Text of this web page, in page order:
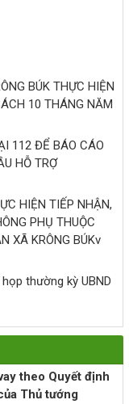
TỔ CHỨC TẬP
TK&VV
TRUNG TÂM
BÚK
TRÊN ĐỊA
TRỰC TUYẾN
SÁCH XÃ HỘI
vốn của Ngân
BÚK THỰC HIỆN
10 THÁNG NĂM
112 ĐỂ BÁO CÁO
HỖ TRỢ
HIỆN TIẾP NHẬN,
PHỤ THUỘC
XÃ KRÔNG BÚKv
thường kỳ UBND
theo Quyết định
Thủ tướng